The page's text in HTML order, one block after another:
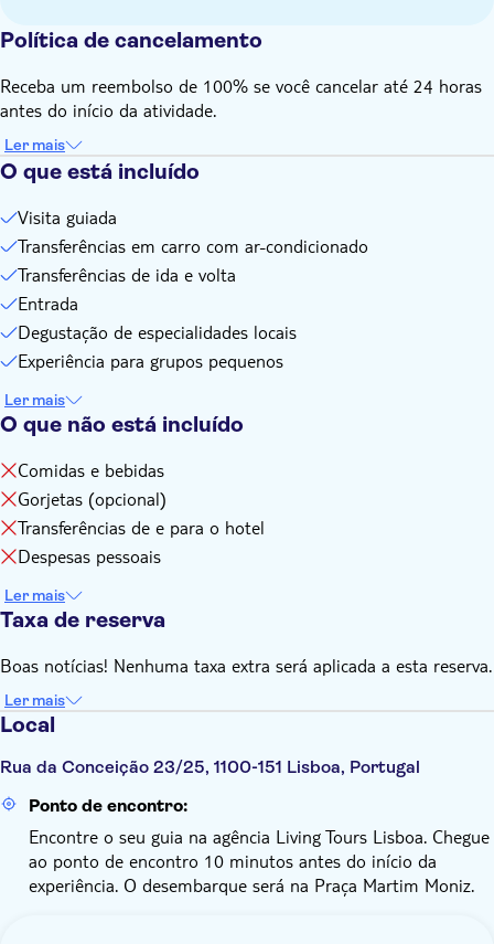
aviso prévio.
devido a circunstâncias ou eventos locais
Política de cancelamento
Receba um reembolso de 100% se você cancelar até 24 horas
antes do início da atividade.
Ler mais
O que está incluído
Visita guiada
Transferências em carro com ar-condicionado
Transferências de ida e volta
Entrada
Degustação de especialidades locais
Experiência para grupos pequenos
Ler mais
O que não está incluído
Comidas e bebidas
Gorjetas (opcional)
Transferências de e para o hotel
Despesas pessoais
Ler mais
Taxa de reserva
Boas notícias! Nenhuma taxa extra será aplicada a esta reserva.
Ler mais
Local
Rua da Conceição 23/25, 1100-151 Lisboa, Portugal
Ponto de encontro:
Encontre o seu guia na agência Living Tours Lisboa. Chegue
ao ponto de encontro 10 minutos antes do início da
experiência. O desembarque será na Praça Martim Moniz.